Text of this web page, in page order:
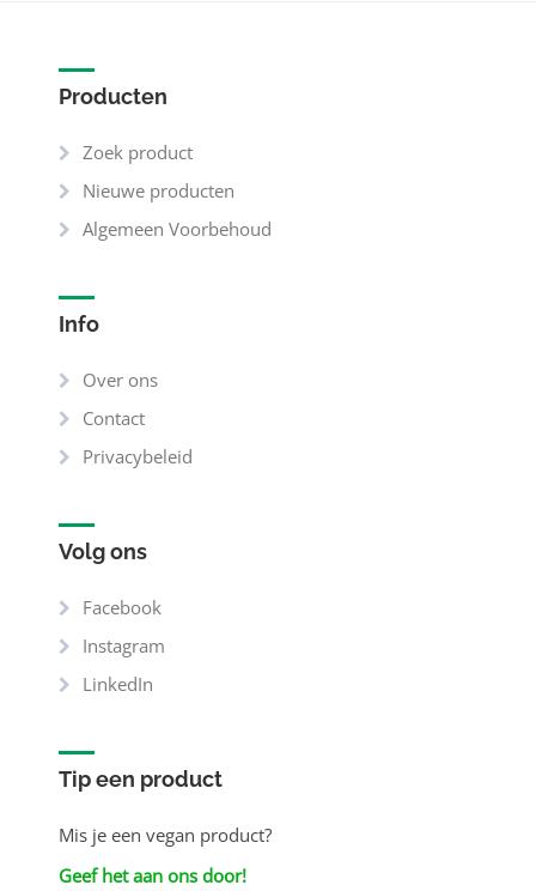
Producten
Zoek product
Nieuwe producten
Algemeen Voorbehoud
Info
Over ons
Contact
Privacybeleid
Volg ons
Facebook
Instagram
LinkedIn
Tip een product
Mis je een vegan product?
Geef het aan ons door!